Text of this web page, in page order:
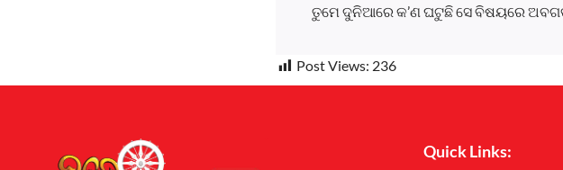
ତୁମେ ଦୁନିଆରେ କ’ଣ ଘଟୁଛି ସେ ବିଷୟରେ
Post Views: 236
Quick Links: